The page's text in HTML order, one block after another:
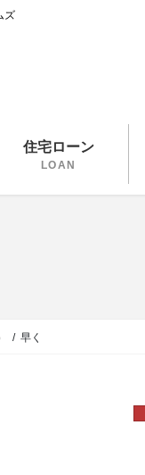
ズ
住宅ローン
LOAN
早く